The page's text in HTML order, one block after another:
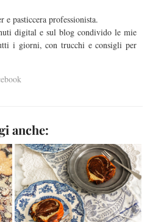
e pasticcera professionista.
digital e sul blog condivido le mie
i giorni, con trucchi e consigli per
anche: